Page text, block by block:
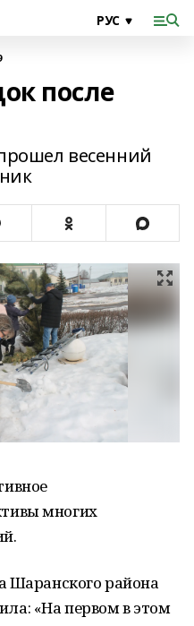
после
весенний
многих
Шаранского района
«На первом в этом